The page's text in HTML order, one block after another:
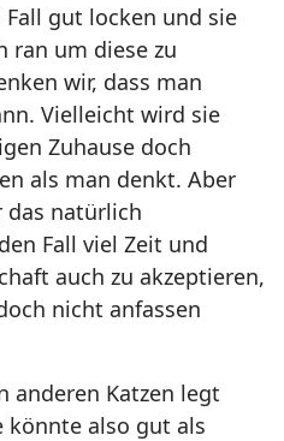
gut locken und sie
ran um diese zu
wir, dass man
Vielleicht wird sie
Zuhause doch
als man denkt. Aber
das natürlich
Fall viel Zeit und
auch zu akzeptieren,
nicht anfassen
anderen Katzen legt
könnte also gut als